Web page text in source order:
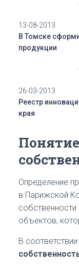
13-08-2013
В Томске
продукции
26-03-2013
Реестр
края
Определение
в Парижской
собственности
объектов,
В